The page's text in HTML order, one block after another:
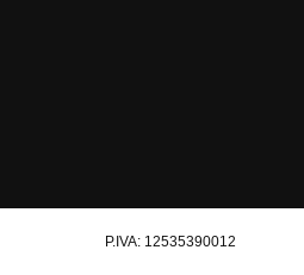
P.IVA: 12535390012